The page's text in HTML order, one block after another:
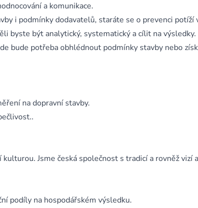
a komunikace.
i podmínky dodavatelů, staráte se o prevenci potíží
byste být analytický, systematický a cílit na výsledky.
bude potřeba obhlédnout podmínky stavby nebo
na dopravní stavby.
Jsme česká společnost s tradicí a rovněž vizí
podíly na hospodářském výsledku.